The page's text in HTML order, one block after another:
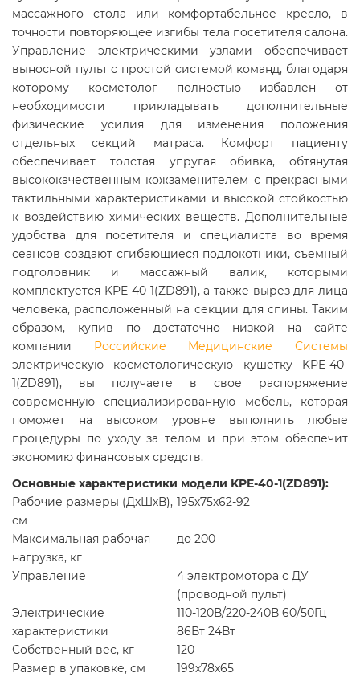
массажного стола или комфортабельное кресло, в
точности повторяющее изгибы тела посетителя салона.
Управление электрическими узлами обеспечивает
выносной пульт с простой системой команд, благодаря
которому косметолог полностью избавлен от
необходимости прикладывать дополнительные
физические усилия для изменения положения
отдельных секций матраса. Комфорт пациенту
обеспечивает толстая упругая обивка, обтянутая
высококачественным кожзаменителем с прекрасными
тактильными характеристиками и высокой стойкостью
к воздействию химических веществ. Дополнительные
удобства для посетителя и специалиста во время
сеансов создают сгибающиеся подлокотники, съемный
подголовник и массажный валик, которыми
комплектуется KPE-40-1(ZD891), а также вырез для лица
человека, расположенный на секции для спины. Таким
образом, купив по достаточно низкой на сайте
компании Российские Медицинские Системы
электрическую косметологическую кушетку KPE-40-
1(ZD891), вы получаете в свое распоряжение
современную специализированную мебель, которая
поможет на высоком уровне выполнить любые
процедуры по уходу за телом и при этом обеспечит
экономию финансовых средств.
Основные характеристики модели KPE-40-1(ZD891):
Рабочие размеры (ДхШхВ),
см
195х75х62-92
Максимальная рабочая
нагрузка, кг
до 200
Управление
4 электромотора с ДУ
(проводной пульт)
Электрические
характеристики
110-120В/220-240В 60/50Гц
86Вт 24Вт
Собственный вес, кг
120
Размер в упаковке, см
199х78х65